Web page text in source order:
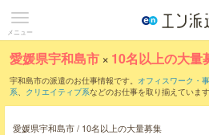
メニュー
愛媛県宇和島市 × 10名以上の大量
宇和島市の派遣のお仕事情報です。 オフィスワーク・
系、 クリエイティブ系などのお仕事を取り揃えていま
愛媛県宇和島市 / 10名以上の大量募集